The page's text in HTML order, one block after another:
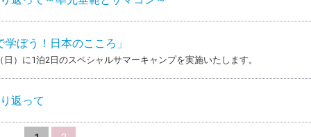
ぼう！日本のこころ」
）に1泊2日のスペシャルサマーキャンプを実施いたします。
返って